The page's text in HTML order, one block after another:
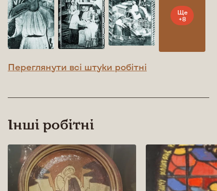
Ще
+8
Переглянути всі штуки робітні
Інші робітні